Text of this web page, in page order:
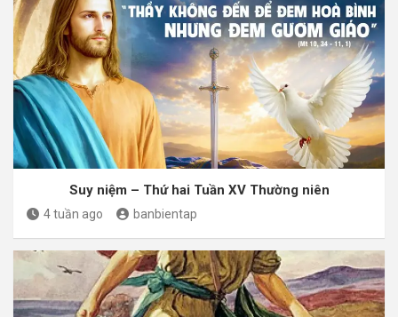
Suy niệm – Thứ hai Tuần XV Thường niên
4 tuần ago banbientap